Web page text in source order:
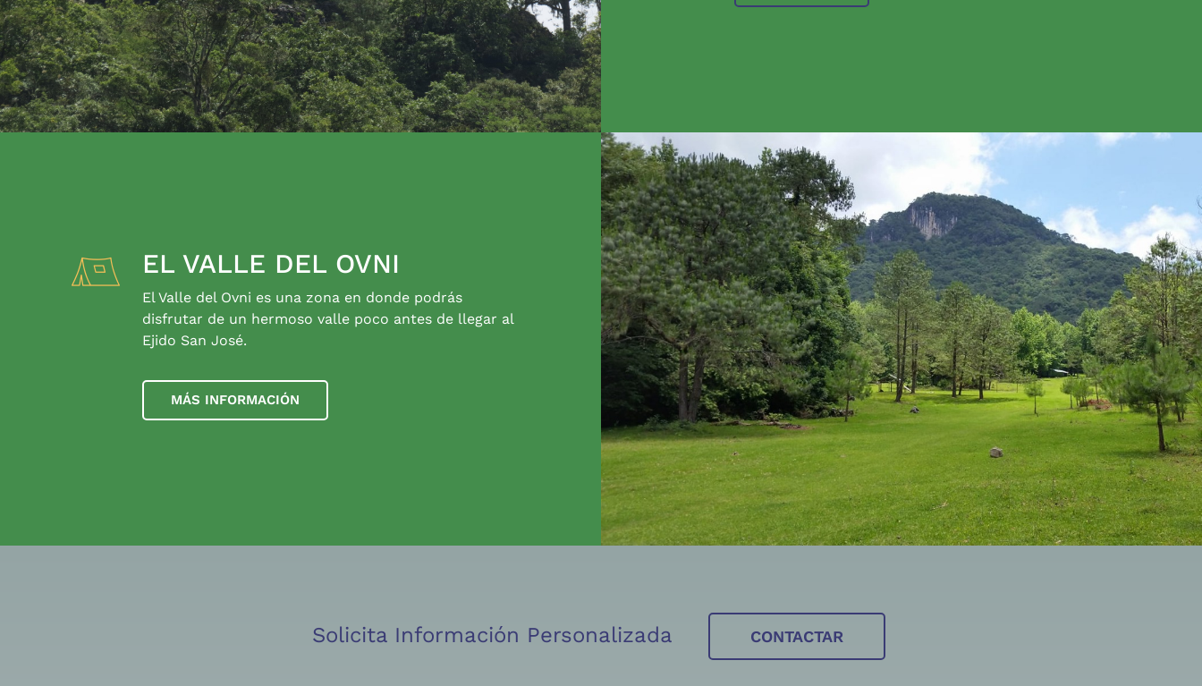
EL VALLE DEL OVNI
El Valle del Ovni es una zona en donde podrás
disfrutar de un hermoso valle poco antes de llegar al
Ejido San José.
MÁS INFORMACIÓN
Solicita Información Personalizada CONTACTAR